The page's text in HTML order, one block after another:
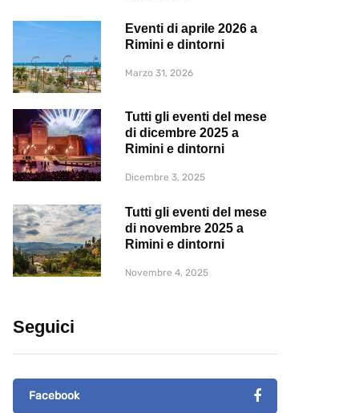
Eventi di aprile 2026 a
Rimini e dintorni
Marzo 31, 2026
Tutti gli eventi del mese
di dicembre 2025 a
Rimini e dintorni
Dicembre 3, 2025
Tutti gli eventi del mese
di novembre 2025 a
Rimini e dintorni
Novembre 4, 2025
Seguici
Facebook